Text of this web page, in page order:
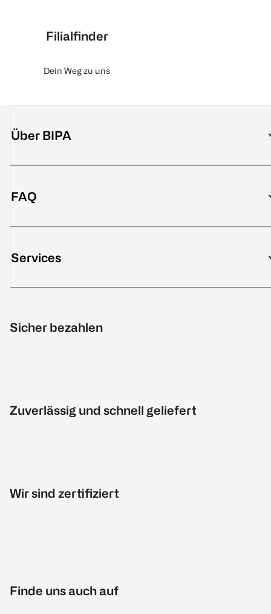
Filialfinder
Dein Weg zu uns
Über BIPA
FAQ
Services
Sicher bezahlen
Zuverlässig und schnell geliefert
Wir sind zertifiziert
Finde uns auch auf